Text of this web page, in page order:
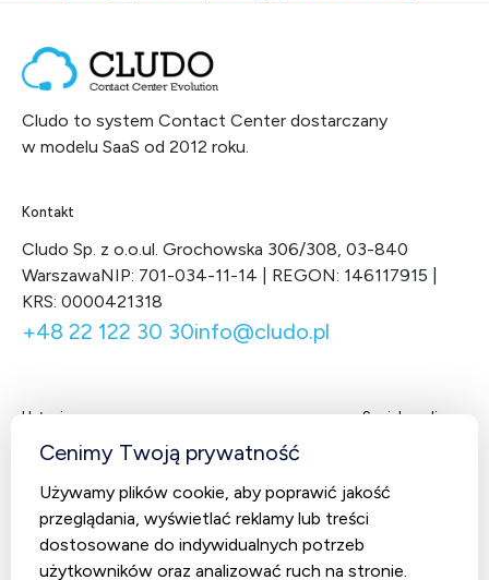
Cludo to system Contact Center dostarczany
w modelu SaaS od 2012 roku.
Kontakt
Cludo Sp. z o.o.ul. Grochowska 306/308, 03-840
WarszawaNIP: 701-034-11-14 | REGON: 146117915 |
KRS: 0000421318
+48 22 122 30 30info@cludo.pl
Usługi
Contact Center
CludoCRM
Telekomunikacja
AI Studio – Sztuczna inteligencja
Social media
Cenimy Twoją prywatność
Używamy plików cookie, aby poprawić jakość
przeglądania, wyświetlać reklamy lub treści
dostosowane do indywidualnych potrzeb
użytkowników oraz analizować ruch na stronie.